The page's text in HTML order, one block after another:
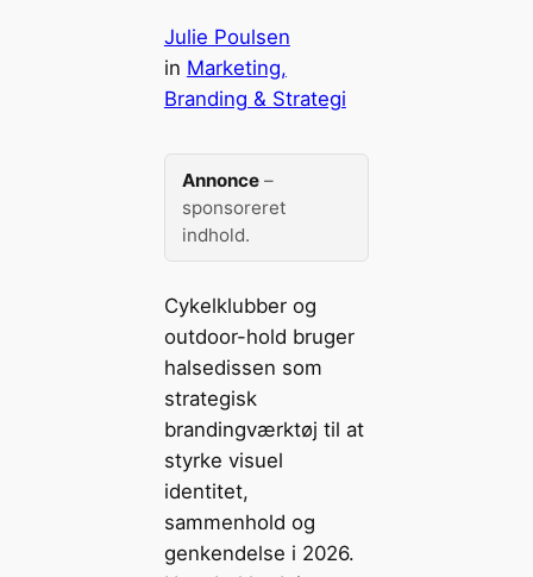
Julie Poulsen
in Marketing,
Branding & Strategi
Annonce–
sponsoreret
indhold.
Cykelklubber og
outdoor-hold bruger
halsedissen som
strategisk
brandingværktøj til at
styrke visuel
identitet,
sammenhold og
genkendelse i 2026.